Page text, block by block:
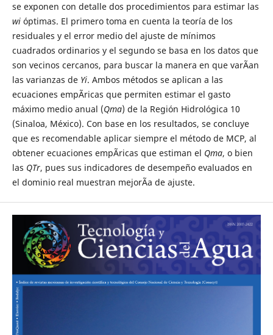
se exponen con detalle dos procedimientos para estimar las
wi óptimas. El primero toma en cuenta la teoría de los
residuales y el error medio del ajuste de mínimos
cuadrados ordinarios y el segundo se basa en los datos que
son vecinos cercanos, para buscar la manera en que varÃ­an
las varianzas de Yi. Ambos métodos se aplican a las
ecuaciones empÃ­ricas que permiten estimar el gasto
máximo medio anual (Qma) de la Región Hidrológica 10
(Sinaloa, México). Con base en los resultados, se concluye
que es recomendable aplicar siempre el método de MCP, al
obtener ecuaciones empÃ­ricas que estiman el Qma, o bien
las QTr, pues sus indicadores de desempeño evaluados en
el dominio real muestran mejorÃ­a de ajuste.